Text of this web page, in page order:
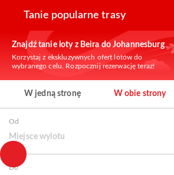
Tanie popularne trasy
Znajdź tanie loty z Beira do Johannesburg
Korzystaj z ekskluzywnych ofert lotów do
wybranego celu. Rozpocznij rezerwację teraz!
W jedną stronę W obie strony
Od
Miejsce wylotu
Do